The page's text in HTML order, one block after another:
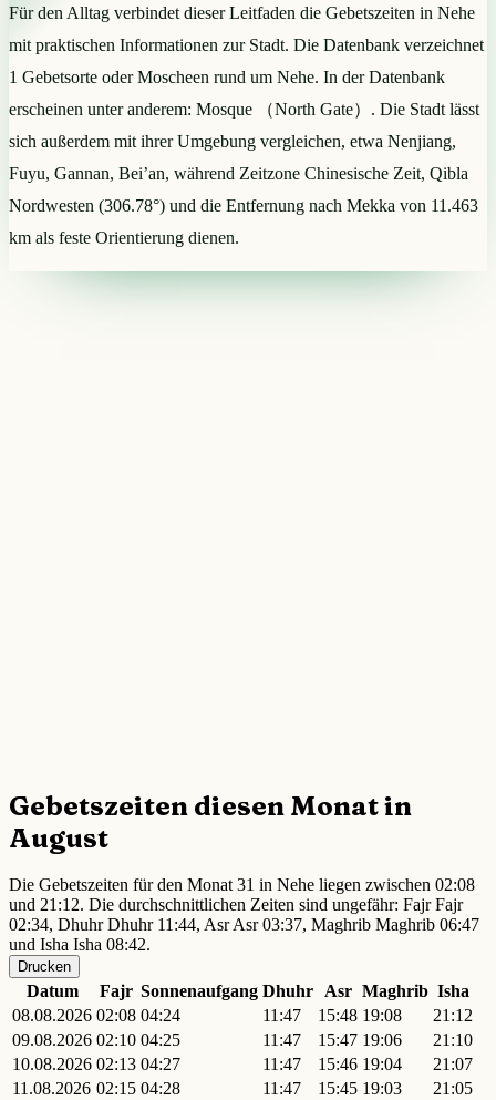
Für den Alltag verbindet dieser Leitfaden die Gebetszeiten in Nehe
mit praktischen Informationen zur Stadt. Die Datenbank verzeichnet
1 Gebetsorte oder Moscheen rund um Nehe. In der Datenbank
erscheinen unter anderem: Mosque （North Gate）. Die Stadt lässt
sich außerdem mit ihrer Umgebung vergleichen, etwa Nenjiang,
Fuyu, Gannan, Bei’an, während Zeitzone Chinesische Zeit, Qibla
Nordwesten (306.78°) und die Entfernung nach Mekka von 11.463
km als feste Orientierung dienen.
Gebetszeiten diesen Monat in
August
Die Gebetszeiten für den Monat 31 in Nehe liegen zwischen 02:08
und 21:12. Die durchschnittlichen Zeiten sind ungefähr: Fajr Fajr
02:34, Dhuhr Dhuhr 11:44, Asr Asr 03:37, Maghrib Maghrib 06:47
und Isha Isha 08:42.
Drucken
Datum Fajr Sonnenaufgang Dhuhr Asr Maghrib Isha
08.08.2026 02:08 04:24 11:47 15:48 19:08
21:12
09.08.2026 02:10 04:25 11:47 15:47 19:06
21:10
10.08.2026 02:13 04:27 11:47 15:46 19:04
21:07
11.08.2026 02:15 04:28 11:47 15:45 19:03
21:05